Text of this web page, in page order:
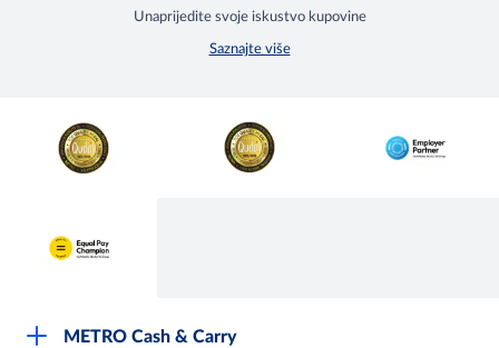
Unaprijedite svoje iskustvo kupovine
Saznajte više
METRO Cash & Carry